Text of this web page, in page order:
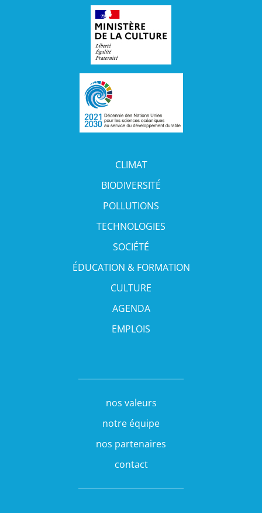
CLIMAT
BIODIVERSITÉ
POLLUTIONS
TECHNOLOGIES
SOCIÉTÉ
ÉDUCATION & FORMATION
CULTURE
AGENDA
EMPLOIS
nos valeurs
notre équipe
nos partenaires
contact